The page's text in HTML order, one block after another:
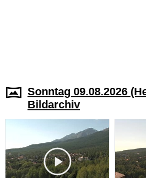
Sonntag 09.08.2026
Bildarchiv